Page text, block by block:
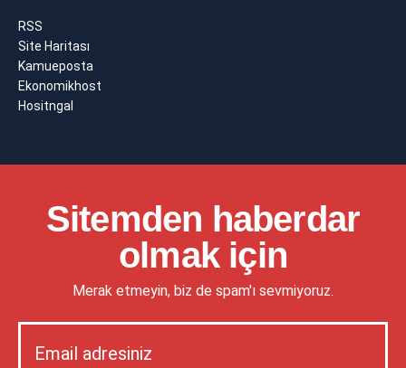
RSS
Site Haritası
Kamueposta
Ekonomikhost
Hositngal
Sitemden haberdar
olmak için
Merak etmeyin, biz de spam'ı sevmiyoruz.